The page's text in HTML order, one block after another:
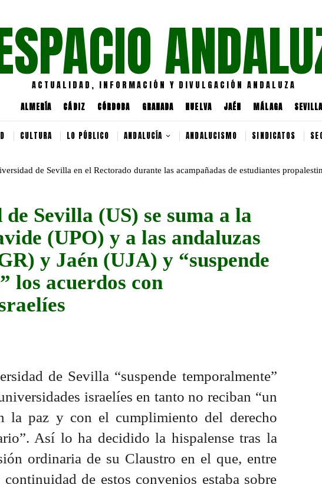
ACTUALIDAD, INFORMACIÓN Y DIVULGACIÓN ANDALUZA
ALMERÍA CÁDIZ CÓRDOBA GRANADA HUELVA JAÉN MÁLAGA SEVILLA
CULTURA LO PÚBLICO ANDALUCÍA ANDALUCISMO SINDICATOS
Sevilla (US) se suma a la
(UPO) y a las andaluzas
y Jaén (UJA) y “suspende
los acuerdos con
de Sevilla “suspende temporalmente”
israelíes en tanto no reciban “un
la paz y con el cumplimiento del derecho
Así lo ha decidido la hispalense tras la
ordinaria de su Claustro en el que, entre
de estos convenios estaba sobre